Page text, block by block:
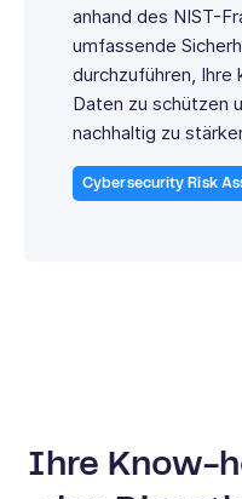
anhand des NIST-
umfassende
durchzuführen, Ihre
Daten zu schützen
nachhaltig zu
Cybersecurity Risk
Ihre Know-